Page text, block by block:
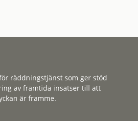
räddningstjänst som ger stöd
av framtida insatser till att
är framme.